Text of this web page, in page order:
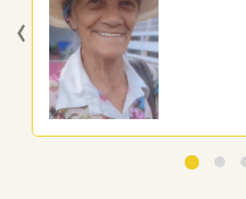
‹